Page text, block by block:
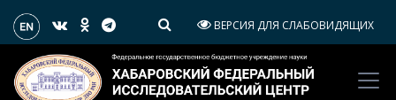
ВЕРСИЯ ДЛЯ СЛАБОВИДЯЩИХ